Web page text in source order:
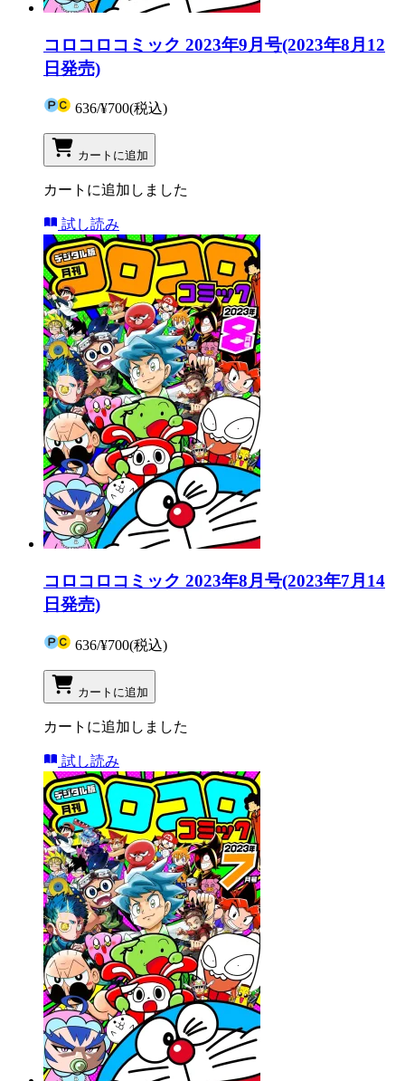
コロコロコミック 2023年9月号(2023年8月12
日発売)
636/¥700(税込)
カートに追加
カートに追加しました
試し読み
コロコロコミック 2023年8月号(2023年7月14
日発売)
636/¥700(税込)
カートに追加
カートに追加しました
試し読み